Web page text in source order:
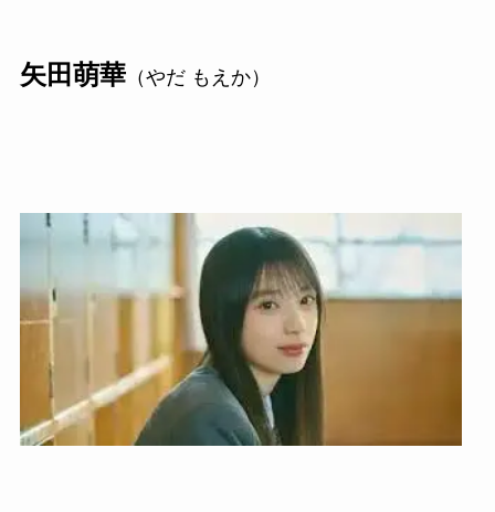
矢田萌華（やだ もえか）